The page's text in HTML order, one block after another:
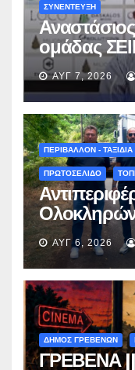
ΣΥΝΕΝΤΕΥΞΗ
ομάδας
fm 93.3:
στη
(audio)
ΑΥΓ 7, 2026
ΠΕΡΙΒΑΛΛΟΝ - ΤΑΞΙΔΙΑ
ΠΡΩΤΟΣΕΛΙΔΟ
Περιβόλι –
ΑΥΓ 6, 2026
ΔΗΜΟΣ ΓΡΕΒΕΝΩΝ
ΓΡΕΒΕΝΑ ||